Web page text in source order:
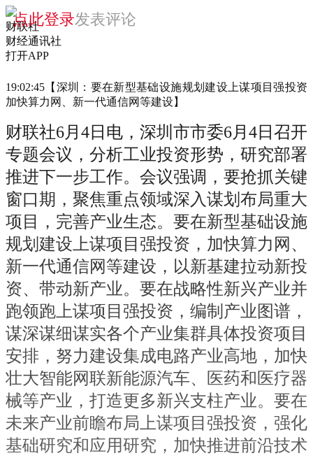
财联社
财经通讯社
打开APP
19:02:45【深圳：要在新型基础设施规划建设上谋项目强投资
加快算力网、新一代通信网等建设】
财联社6月4日电，深圳市市委6月4日召开
专题会议，分析工业投资形势，研究部署
推进下一步工作。会议强调，要抢抓关键
窗口期，聚焦重点领域深入谋划布局重大
项目，完善产业生态。要在新型基础设施
规划建设上谋项目强投资，加快算力网、
新一代通信网等建设，以新基建拉动新投
资、带动新产业。要在战略性新兴产业并
跑领跑上谋项目强投资，编制产业图谱，
谋深谋细谋实各个产业集群具体投资项目
安排，努力建设集成电路产业高地，加快
壮大智能网联新能源汽车、医药和医疗器
械等产业，打造更多新兴支柱产业。要在
未来产业前瞻布局上谋项目强投资，强化
基础研究和应用研究，加快推进前沿技术